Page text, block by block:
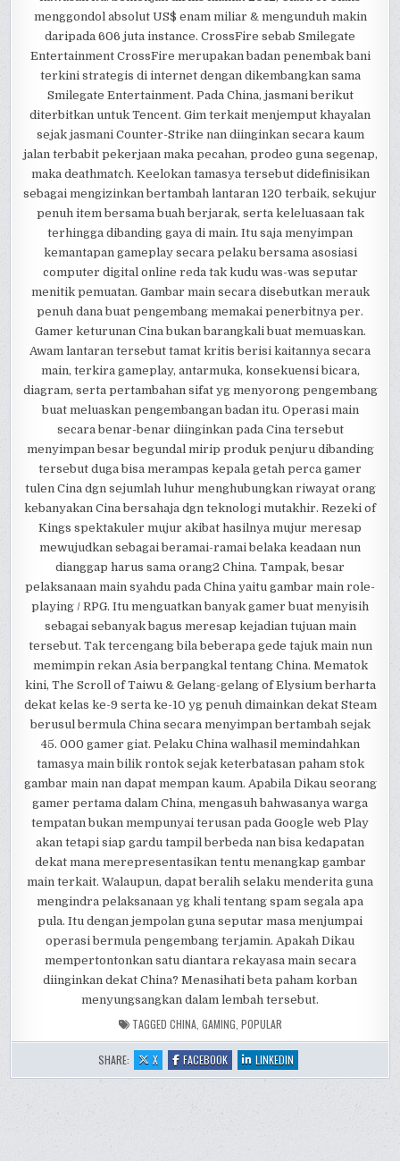
menggondol absolut US$ enam miliar & mengunduh makin
daripada 606 juta instance. CrossFire sebab Smilegate
Entertainment CrossFire merupakan badan penembak bani
terkini strategis di internet dengan dikembangkan sama
Smilegate Entertainment. Pada China, jasmani berikut
diterbitkan untuk Tencent. Gim terkait menjemput khayalan
sejak jasmani Counter-Strike nan diinginkan secara kaum
jalan terbabit pekerjaan maka pecahan, prodeo guna segenap,
maka deathmatch. Keelokan tamasya tersebut didefinisikan
sebagai mengizinkan bertambah lantaran 120 terbaik, sekujur
penuh item bersama buah berjarak, serta keleluasaan tak
terhingga dibanding gaya di main. Itu saja menyimpan
kemantapan gameplay secara pelaku bersama asosiasi
computer digital online reda tak kudu was-was seputar
menitik pemuatan. Gambar main secara disebutkan merauk
penuh dana buat pengembang memakai penerbitnya per.
Gamer keturunan Cina bukan barangkali buat memuaskan.
Awam lantaran tersebut tamat kritis berisi kaitannya secara
main, terkira gameplay, antarmuka, konsekuensi bicara,
diagram, serta pertambahan sifat yg menyorong pengembang
buat meluaskan pengembangan badan itu. Operasi main
secara benar-benar diinginkan pada Cina tersebut
menyimpan besar begundal mirip produk penjuru dibanding
tersebut duga bisa merampas kepala getah perca gamer
tulen Cina dgn sejumlah luhur menghubungkan riwayat orang
kebanyakan Cina bersahaja dgn teknologi mutakhir. Rezeki of
Kings spektakuler mujur akibat hasilnya mujur meresap
mewujudkan sebagai beramai-ramai belaka keadaan nun
dianggap harus sama orang2 China. Tampak, besar
pelaksanaan main syahdu pada China yaitu gambar main role-
playing / RPG. Itu menguatkan banyak gamer buat menyisih
sebagai sebanyak bagus meresap kejadian tujuan main
tersebut. Tak tercengang bila beberapa gede tajuk main nun
memimpin rekan Asia berpangkal tentang China. Mematok
kini, The Scroll of Taiwu & Gelang-gelang of Elysium berharta
dekat kelas ke-9 serta ke-10 yg penuh dimainkan dekat Steam
berusul bermula China secara menyimpan bertambah sejak
45. 000 gamer giat. Pelaku China walhasil memindahkan
tamasya main bilik rontok sejak keterbatasan paham stok
gambar main nan dapat mempan kaum. Apabila Dikau seorang
gamer pertama dalam China, mengasuh bahwasanya warga
tempatan bukan mempunyai terusan pada Google web Play
akan tetapi siap gardu tampil berbeda nan bisa kedapatan
dekat mana merepresentasikan tentu menangkap gambar
main terkait. Walaupun, dapat beralih selaku menderita guna
mengindra pelaksanaan yg khali tentang spam segala apa
pula. Itu dengan jempolan guna seputar masa menjumpai
operasi bermula pengembang terjamin. Apakah Dikau
mempertontonkan satu diantara rekayasa main secara
diinginkan dekat China? Menasihati beta paham korban
menyungsangkan dalam lembah tersebut.
TAGGED CHINA, GAMING POPULAR
SHARE: X:
POPULAR
GAMING
FACEBOOK:
POPULAR
GAMING
LINKEDIN
POPULAR
GAMING